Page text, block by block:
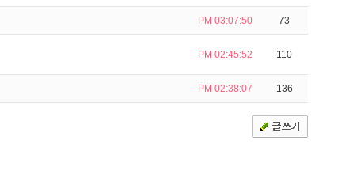
PM 03:07:50 73
PM 02:45:52 110
PM 02:38:07 136